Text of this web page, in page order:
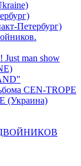
Петербург)
man show
CEN-TROPE
(Украина)
ДВОЙНИКОВ